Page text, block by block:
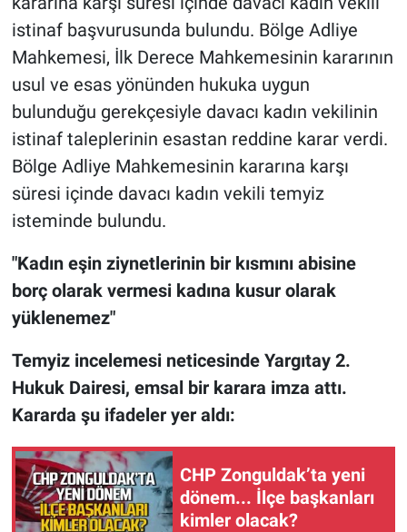
istinaf başvurusunda bulundu. Bölge Adliye
Mahkemesi, İlk Derece Mahkemesinin kararının
usul ve esas yönünden hukuka uygun
bulunduğu gerekçesiyle davacı kadın vekilinin
istinaf taleplerinin esastan reddine karar verdi.
Bölge Adliye Mahkemesinin kararına karşı
süresi içinde davacı kadın vekili temyiz
isteminde bulundu.
"Kadın eşin ziynetlerinin bir kısmını abisine
borç olarak vermesi kadına kusur olarak
yüklenemez"
Temyiz incelemesi neticesinde Yargıtay 2.
Hukuk Dairesi, emsal bir karara imza attı.
Kararda şu ifadeler yer aldı:
CHP Zonguldak’ta yeni
dönem... İlçe başkanları
kimler olacak?